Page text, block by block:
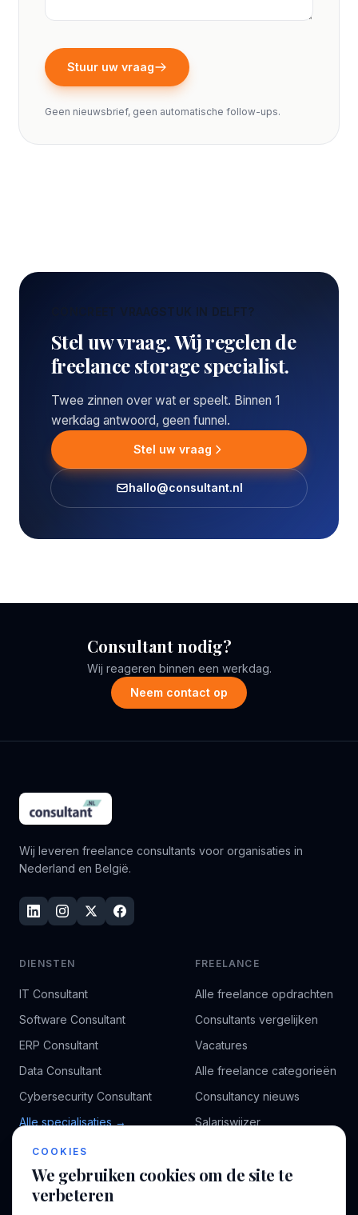
Stuur uw vraag
Geen nieuwsbrief, geen automatische follow-ups.
CONCREET VRAAGSTUK IN DELFT?
Stel uw vraag. Wij regelen de
freelance storage specialist.
Twee zinnen over wat er speelt. Binnen 1
werkdag antwoord, geen funnel.
Stel uw vraag
hallo@consultant.nl
Consultant nodig?
Wij reageren binnen een werkdag.
Neem contact op
Wij leveren freelance consultants voor organisaties in
Nederland en België.
DIENSTEN
IT Consultant
Software Consultant
ERP Consultant
Data Consultant
Cybersecurity Consultant
Alle specialisaties →
FREELANCE
Alle freelance opdrachten
Consultants vergelijken
Vacatures
Alle freelance categorieën
Consultancy nieuws
Salariswijzer
BEDRIJF
COOKIES
We gebruiken cookies om de site te
verbeteren